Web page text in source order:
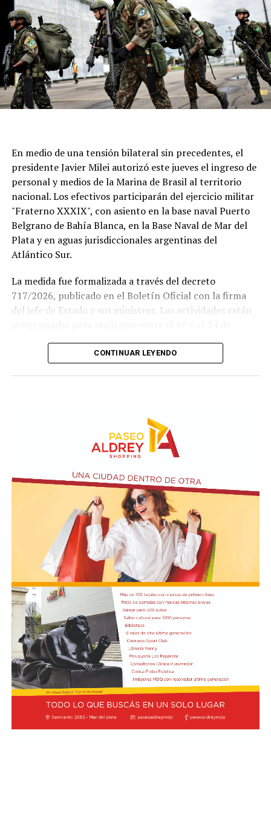
calle Moreno al 6700 seá epicentro de cientos de fieles
para acompañar al santo y renovar una tradición que
atraviesa generaciones.
En medio de una tensión bilateral sin precedentes, el
presidente Javier Milei autorizó este jueves el ingreso de
personal y medios de la Marina de Brasil al territorio
nacional. Los efectivos participarán del ejercicio militar
"Fraterno XXXIX", con asiento en la base naval Puerto
Belgrano de Bahía Blanca, en la Base Naval de Mar del
Plata y en aguas jurisdiccionales argentinas del
Atlántico Sur.
La medida fue formalizada a través del decreto
717/2026, publicado en el Boletín Oficial con la firma
del jefe de Estado y sus ministros. Las actividades están
Según los considerandos del decreto, el fin es
estandarizar y simplificar los procesos de planeamiento
entre ambas armadas.
El texto oficial destaca que la participación argentina en
estas maniobras señala su compromiso con la seguridad
internacional y la estabilidad regional. Asimismo, el
Gobierno busca reforzar su posición como socio
estratégico en el continente americano.
La autorización militar ocurre en un contexto de
fricción diplomática originada por las declaraciones
de Javier Milei hacia su par brasileño, Lula da Silva. Esta
situación derivó en el retiro del embajador brasileño en
Buenos Aires, Julio Bitelli.
Desde el Palacio del Planalto, el canciller Mauro
Vieira calificó los insultos del mandatario argentino
como "graves e inaceptables". Por su parte, Brasil decidió
reducir su representación en el país al nivel de
encargado de negocios.
CONTINUAR LEYENDO